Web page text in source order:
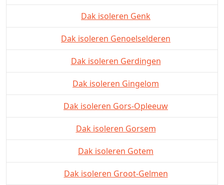
Dak isoleren Genk
Dak isoleren Genoelselderen
Dak isoleren Gerdingen
Dak isoleren Gingelom
Dak isoleren Gors-Opleeuw
Dak isoleren Gorsem
Dak isoleren Gotem
Dak isoleren Groot-Gelmen